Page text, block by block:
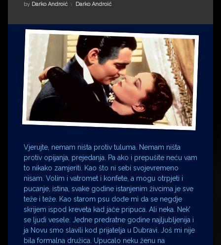
Impressum
Milenko Strižak
Drugi autori
Drugi autori
Matea Andrić
Ljiljana Lekanić-Kljaić
Željko Krznarić
Mario Lovreković
Miroslav Šantek
by Darko Androić Kategorije:
Darko Androić
Vjerujte, nemam ništa protiv tuluma. Nemam ništa
protiv opijanja, prejedanja. Pa ako i prepušite neću vam
to nikako zamjeriti. Kao što ni sebi svojevremeno
nisam. Volim i vatromet i konfete, a mogu otrpjeti i
pucanje, istina, svake godine istanjenim živcima je sve
teže i teže. Kao starom psu dođe mi da se negdje
skrijem ispod kreveta kad jače pripuca. Ali neka. Nek’
se ljudi vesele. Jedne predratne godine najljubljenija i
ja Novu smo slavili kod prijatelja u Dubravi. Još mi nije
bila formalna družica. Upucalo neku ženu na